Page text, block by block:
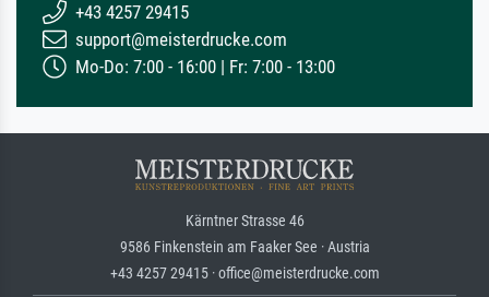
+43 4257 29415
support@meisterdrucke.com
Mo-Do: 7:00 - 16:00 | Fr: 7:00 - 13:00
Kärntner Strasse 46
9586 Finkenstein am Faaker See · Austria
+43 4257 29415 · office@meisterdrucke.com